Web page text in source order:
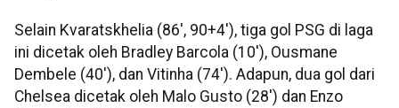
Selain Kvaratskhelia (86', 90+4'), tiga gol PSG di laga
ini dicetak oleh Bradley Barcola (10'), Ousmane
Dembele (40'), dan Vitinha (74'). Adapun, dua gol dari
Chelsea dicetak oleh Malo Gusto (28') dan Enzo